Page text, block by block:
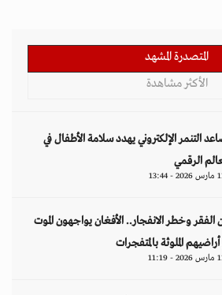
المتصدرة المشهد
الأكثر مشاهدة
التنمر الإلكتروني يهدد سلامة الأطفال في
الرقمي
- 13:44
الفقر وخطر الانفجار.. الأفغان يواجهون الموت
الملوثة بالمتفجرات
- 11:19